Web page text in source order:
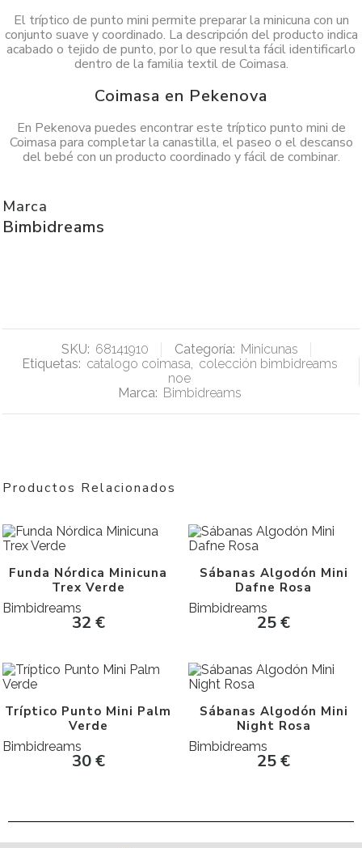
El tríptico de punto mini permite preparar la minicuna con un
conjunto suave y coordinado. La descripción del producto indica
acabado o tejido de punto, por lo que resulta fácil identificarlo
dentro de la familia textil de Coimasa.
Coimasa en Pekenova
En Pekenova puedes encontrar este tríptico punto mini de
Coimasa para completar la canastilla, el paseo o el descanso
del bebé con un producto coordinado y fácil de combinar.
Marca
Bimbidreams
SKU: 68141910 Categoría: Minicunas
Etiquetas: catalogo coimasa, colección bimbidreams
noe
Marca: Bimbidreams
Productos Relacionados
Funda Nórdica Minicuna
Trex Verde
Bimbidreams
32 €
Sábanas Algodón Mini
Dafne Rosa
Bimbidreams
25€
Tríptico Punto Mini Palm
Verde
Bimbidreams
30€
Sábanas Algodón Mini
Night Rosa
Bimbidreams
25€